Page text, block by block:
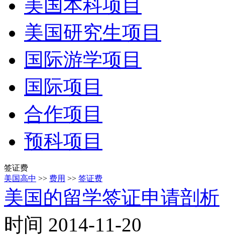
美国本科项目
美国研究生项目
国际游学项目
国际项目
合作项目
预科项目
签证费
美国高中 >> 费用 >> 签证费
美国的留学签证申请剖析
时间 2014-11-20